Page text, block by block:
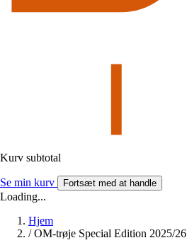
Kurv subtotal
Se min kurv Fortsæt med at handle
Loading...
Hjem
/ OM-trøje Special Edition 2025/26